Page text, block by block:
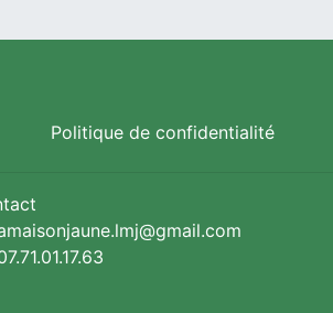
Politique de confidentialité